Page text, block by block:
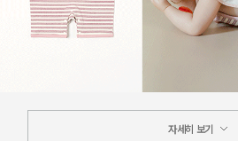
자세히 보기